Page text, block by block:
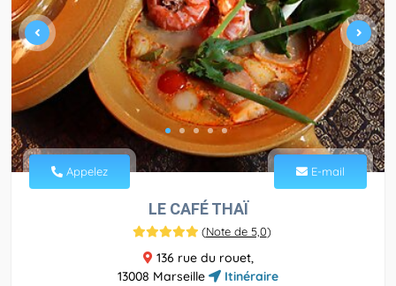
Appelez E-mail
LE CAFÉ THAÏ
(Note de 5,0)
136 rue du rouet,
13008 Marseille
Itinéraire